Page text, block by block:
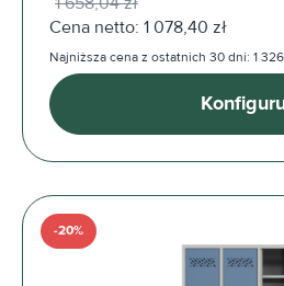
Cena netto: 1 078,40 zł
Najniższa cena z ostatnich 30 dni: 1
-20%